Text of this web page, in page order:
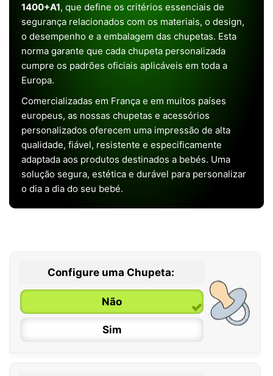
1400+A1, que define os critérios essenciais de
segurança relacionados com os materiais, o design,
o desempenho e a embalagem das chupetas. Esta
norma garante que cada chupeta personalizada
cumpre os padrões oficiais aplicáveis em toda a
Europa.
Comercializadas em França e em muitos países
europeus, as nossas chupetas e acessórios
personalizados oferecem uma impressão de alta
qualidade, fiável, resistente e especificamente
adaptada aos produtos destinados a bebés. Uma
solução segura, estética e durável para personalizar
o dia a dia do seu bebé.
Configure uma Chupeta:
Não
Sim